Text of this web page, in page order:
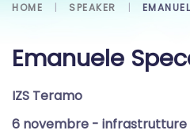
HOME SPEAKER
Emanuele
IZS Teramo
6 novembre - infrastrutture